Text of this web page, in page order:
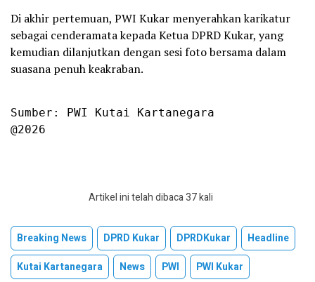
Di akhir pertemuan, PWI Kukar menyerahkan karikatur
sebagai cenderamata kepada Ketua DPRD Kukar, yang
kemudian dilanjutkan dengan sesi foto bersama dalam
suasana penuh keakraban.
Sumber: PWI Kutai Kartanegara
@2026
Artikel ini telah dibaca 37 kali
Breaking News DPRD Kukar DPRDKukar
Headline
Kutai Kartanegara
News PWI PWI Kukar